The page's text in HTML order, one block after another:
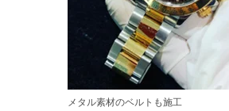
メタル素材のベルトも施工